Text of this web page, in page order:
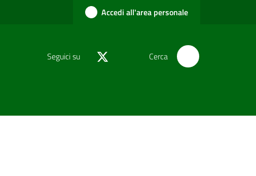
Accedi all'area personale
Seguici su Cerca